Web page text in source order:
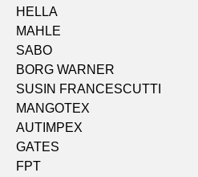
HELLA
MAHLE
SABO
BORG WARNER
SUSIN FRANCESCUTTI
MANGOTEX
AUTIMPEX
GATES
FPT